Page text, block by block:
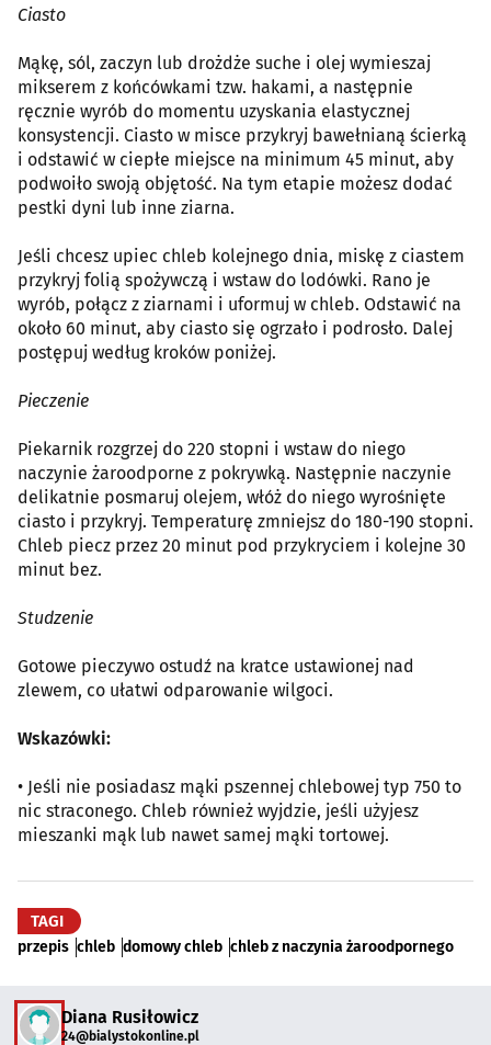
Ciasto
Mąkę, sól, zaczyn lub drożdże suche i olej wymieszaj
mikserem z końcówkami tzw. hakami, a następnie
ręcznie wyrób do momentu uzyskania elastycznej
konsystencji. Ciasto w misce przykryj bawełnianą ścierką
i odstawić w ciepłe miejsce na minimum 45 minut, aby
podwoiło swoją objętość. Na tym etapie możesz dodać
pestki dyni lub inne ziarna.
Jeśli chcesz upiec chleb kolejnego dnia, miskę z ciastem
przykryj folią spożywczą i wstaw do lodówki. Rano je
wyrób, połącz z ziarnami i uformuj w chleb. Odstawić na
około 60 minut, aby ciasto się ogrzało i podrosło. Dalej
postępuj według kroków poniżej.
Pieczenie
Piekarnik rozgrzej do 220 stopni i wstaw do niego
naczynie żaroodporne z pokrywką. Następnie naczynie
delikatnie posmaruj olejem, włóż do niego wyrośnięte
ciasto i przykryj. Temperaturę zmniejsz do 180-190 stopni.
Chleb piecz przez 20 minut pod przykryciem i kolejne 30
minut bez.
Studzenie
Gotowe pieczywo ostudź na kratce ustawionej nad
zlewem, co ułatwi odparowanie wilgoci.
Wskazówki:
• Jeśli nie posiadasz mąki pszennej chlebowej typ 750 to
nic straconego. Chleb również wyjdzie, jeśli użyjesz
mieszanki mąk lub nawet samej mąki tortowej.
TAGI
przepis chleb domowy chleb chleb z naczynia żaroodpornego
Diana Rusiłowicz
24@bialystokonline.pl